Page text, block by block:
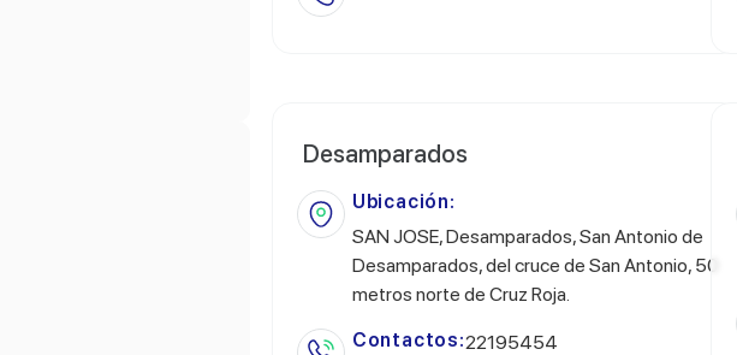
Desamparados
Ubicación:
SAN JOSE, Desamparados, San Antonio de
Desamparados, del cruce de San Antonio, 50
metros norte de Cruz Roja.
Contactos:22195454